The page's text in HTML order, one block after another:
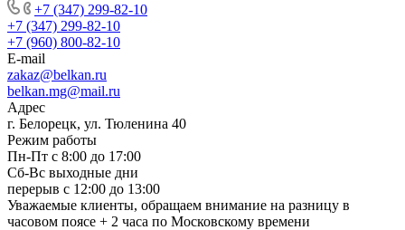
+7 (347) 299-82-10
+7 (347) 299-82-10
+7 (960) 800-82-10
E-mail
zakaz@belkan.ru
belkan.mg@mail.ru
Адрес
г. Белорецк, ул. Тюленина 40
Режим работы
Пн-Пт с 8:00 до 17:00
Сб-Вс выходные дни
перерыв с 12:00 до 13:00
Уважаемые клиенты, обращаем внимание на разницу в
часовом поясе + 2 часа по Московскому времени